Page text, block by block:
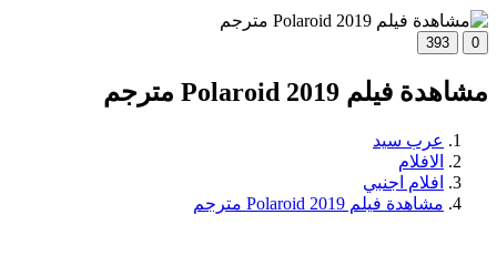
0
393
مشاهدة فيلم Polaroid 2019 مترجم
عرب سيد
الافلام
افلام اجنبي
مشاهدة فيلم Polaroid 2019 مترجم